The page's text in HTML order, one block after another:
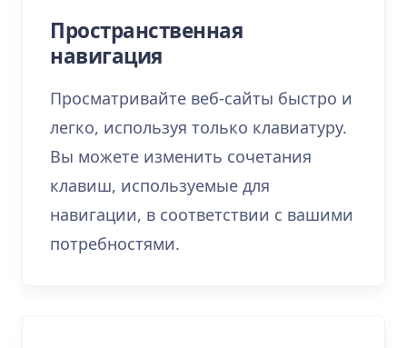
Пространственная
навигация
Просматривайте веб-сайты быстро и
легко, используя только клавиатуру.
Вы можете изменить сочетания
клавиш, используемые для
навигации, в соответствии с вашими
потребностями.